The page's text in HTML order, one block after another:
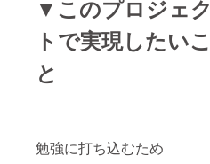
▼このプロジェク
トで実現したいこ
と
勉強に打ち込むため